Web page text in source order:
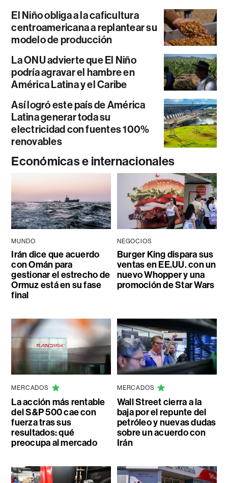
El Niño obliga a la caficultura
centroamericana a replantear su
modelo de producción
La ONU advierte que El Niño
podría agravar el hambre en
América Latina y el Caribe
Así logró este país de América
Latina generar toda su
electricidad con fuentes 100%
renovables
Económicas e internacionales
MUNDO
Irán dice que acuerdo
con Omán para
gestionar el estrecho de
Ormuz está en su fase
final
NEGOCIOS
Burger King dispara sus
ventas en EE.UU. con un
nuevo Whopper y una
promoción de Star Wars
MERCADOS
La acción más rentable
del S&P 500 cae con
fuerza tras sus
resultados: qué
preocupa al mercado
MERCADOS
Wall Street cierra a la
baja por el repunte del
petróleo y nuevas dudas
sobre un acuerdo con
Irán